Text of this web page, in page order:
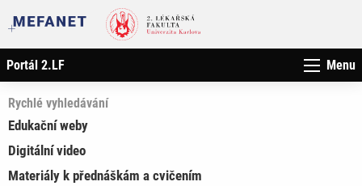
Portál 2.LF Menu
Rychlé vyhledávání
Edukační weby
Digitální video
Materiály k přednáškám a cvičením